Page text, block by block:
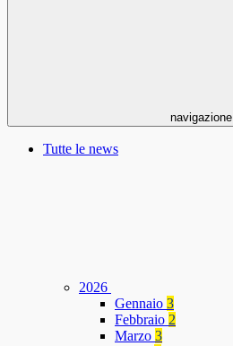
navigazione
Tutte le news
2026
Gennaio 3
Febbraio 2
Marzo 3